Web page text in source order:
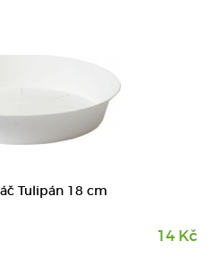
Tulipán 18 cm
14 Kč